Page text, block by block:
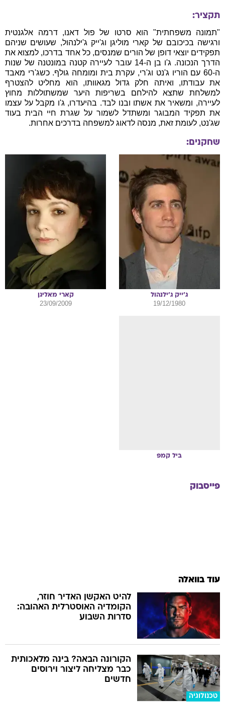
תקציר:
"תמונה משפחתית" הוא סרטו של פול דאנו, דרמה אלגנטית
ורגישה בכיכובם של קארי מוליגן וג'ייק ג'ילנהול, שעושים שניהם
תפקידים יוצאי דופן של הורים שמנסים, כל אחד בדרכו, למצוא את
הדרך הנכונה. ג'ו בן ה-14 עובר לעיירה קטנה במונטנה של שנות
ה-60 עם הוריו ג'נט וג'רי, עקרת בית ומומחה גולף. כשג'רי מאבד
את עבודתו, ואיתה חלק גדול מגאוותו, הוא מחליט להצטרף
למשלחת שתצא להילחם בשריפות היער שמשתוללות מחוץ
לעיירה, ומשאיר את אשתו ובנו לבד. בהיעדרו, ג'ו מקבל על עצמו
את תפקיד המבוגר ומשתדל לשמור על שגרת חיי הבית בעוד
שג'נט, לעומת זאת, מנסה לדאוג למשפחה בדרכים אחרות.
שחקנים:
ג'ייק ג'ילנהול
19/12/1980
קארי מאליגן
23/09/2009
ביל קמפ
פייסבוק
עוד בוואלה
להיט האקשן האדיר חוזר,
הקומדיה האוסטרלית האהובה:
סדרות השבוע
טכנולוגיה
הקורונה הבאה? בינה מלאכותית
כבר מצליחה ליצור וירוסים
חדשים